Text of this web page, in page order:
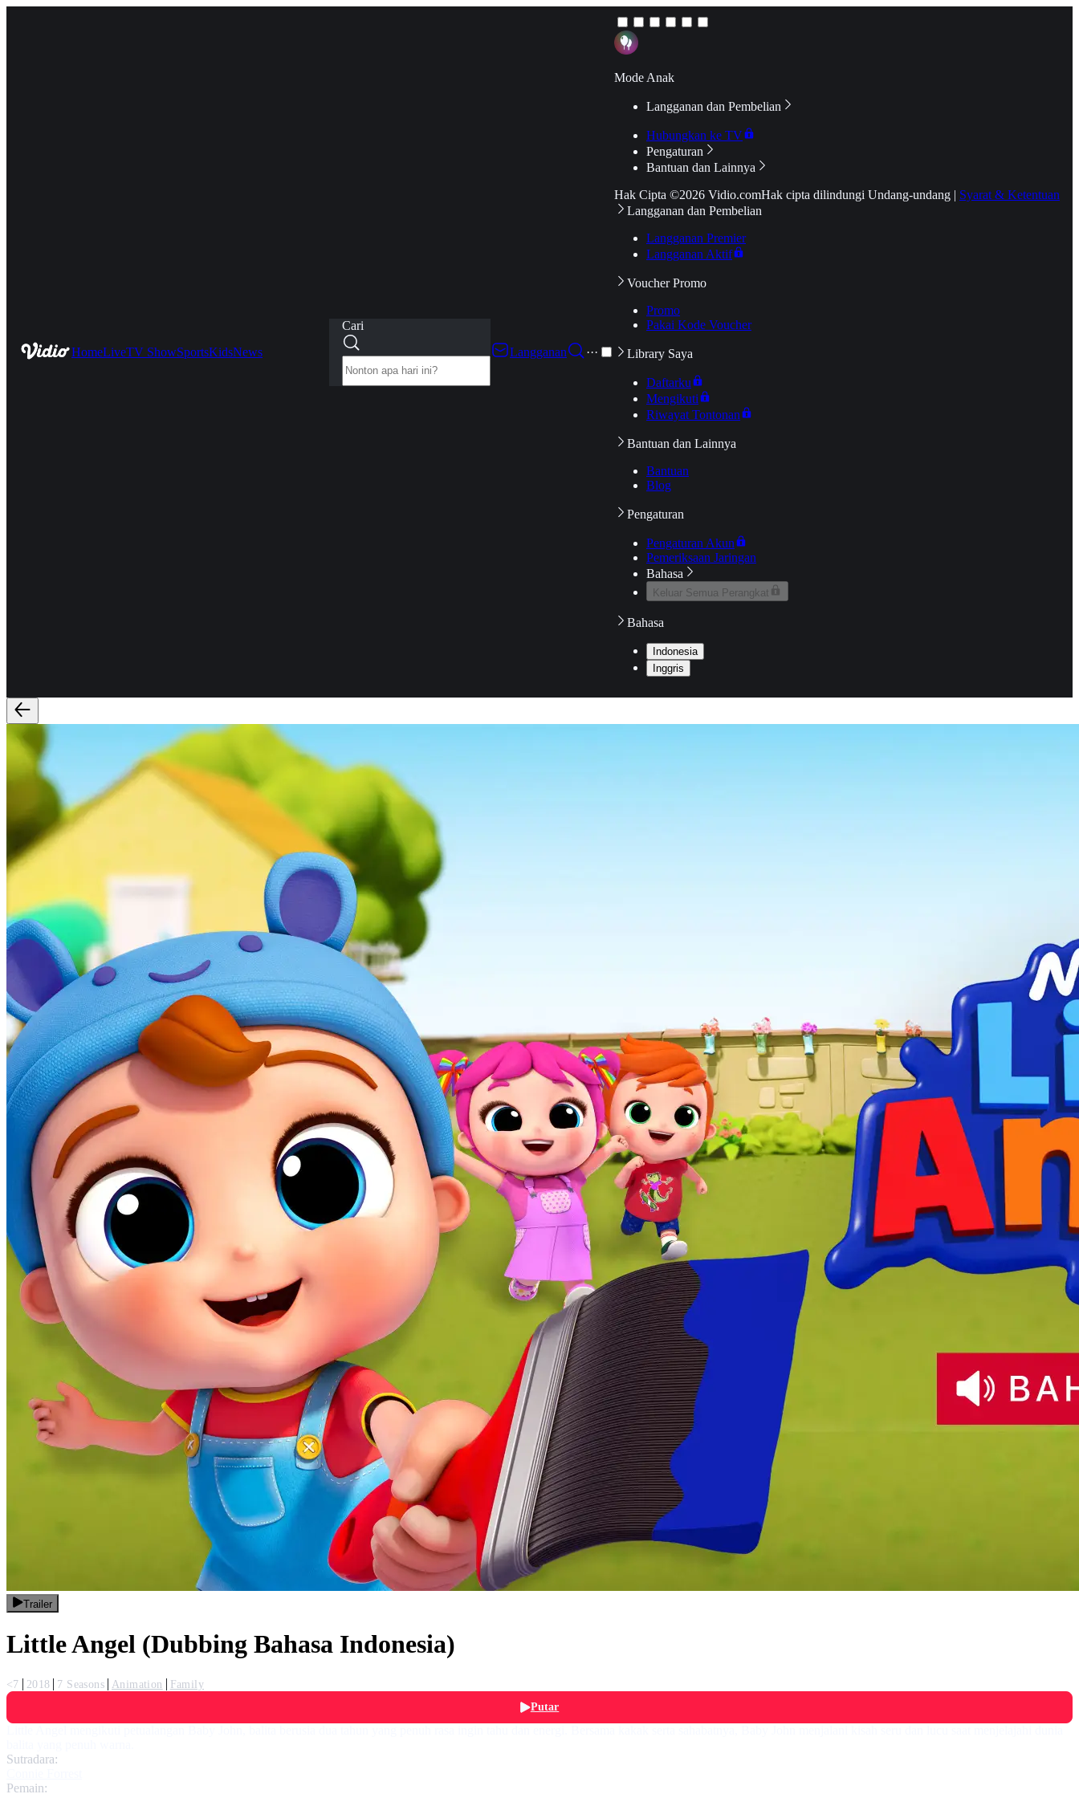
HomeLiveTV ShowSportsKidsNews
Cari
Langganan
···
Mode Anak
Langganan dan Pembelian
Hubungkan ke TV
Pengaturan
Bantuan dan Lainnya
Hak Cipta ©2026 Vidio.comHak cipta dilindungi Undang-undang | Syarat & Ketentuan
Langganan dan Pembelian
Langganan Premier
Langganan Aktif
Voucher Promo
Promo
Pakai Kode Voucher
Library Saya
Daftarku
Mengikuti
Riwayat Tontonan
Bantuan dan Lainnya
Bantuan
Blog
Pengaturan
Pengaturan Akun
Pemeriksaan Jaringan
Bahasa
Keluar Semua Perangkat
Bahasa
Indonesia
Inggris
Trailer
Little Angel (Dubbing Bahasa Indonesia)
<7 2018 7 Seasons Animation
Family
Putar
Sutradara:
Pemain: